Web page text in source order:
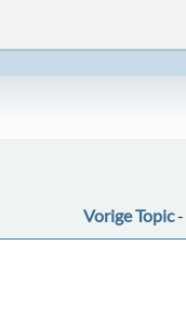
Vorige Topic-